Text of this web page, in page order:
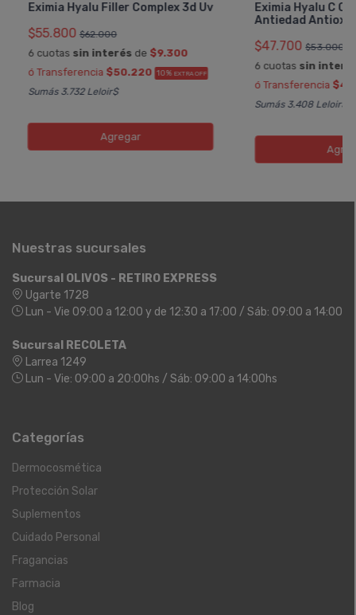
Eximia Hyalu Filler Complex 3d Uv
$55.800 $62.000
6 cuotas sin interésde $9.300
ó Transferencia $50.220 10% EXTRA OFF
Sumás 3.732 Leloir$
Agregar
Eximia Hyalu C
Antiedad
$47.700 $53.000
6 cuotas sin
ó Transferencia
Sumás 3.408 Leloir$
Nuestras sucursales
Sucursal OLIVOS - RETIRO EXPRESS
Ugarte 1728
Lun - Vie 09:00 a 12:00 y de 12:30 a 17:00 / Sáb: 09:00 a 14:00
Sucursal RECOLETA
Larrea 1249
Lun - Vie: 09:00 a 20:00hs / Sáb: 09:00 a 14:00hs
Categorías
Dermocosmética
Protección Solar
Suplementos
Cuidado Personal
Fragancias
Farmacia
Blog